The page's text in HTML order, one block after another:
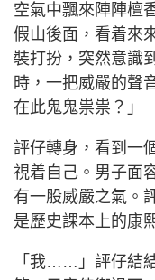
空氣中飄來陣陣檀
假山後面，看着來
裝打扮，突然意識
時，一把威嚴的聲
在此鬼鬼祟祟？」
評仔轉身，看到一
視着自己。男子面
有一股威嚴之氣
是歷史課本上的康
「我……」評仔結